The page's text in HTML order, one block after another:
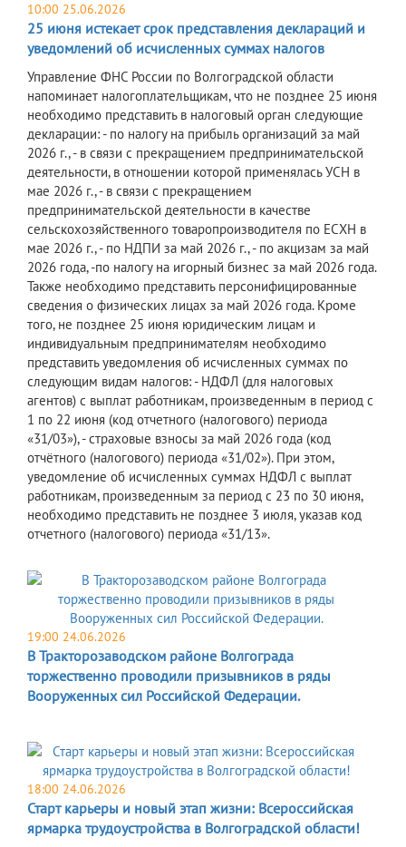
10:00 25.06.2026
25 июня истекает срок представления деклараций и
уведомлений об исчисленных суммах налогов
Управление ФНС России по Волгоградской области
напоминает налогоплательщикам, что не позднее 25 июня
необходимо представить в налоговый орган следующие
декларации: - по налогу на прибыль организаций за май
2026 г., - в связи с прекращением предпринимательской
деятельности, в отношении которой применялась УСН в
мае 2026 г., - в связи с прекращением
предпринимательской деятельности в качестве
сельскохозяйственного товаропроизводителя по ЕСХН в
мае 2026 г., - по НДПИ за май 2026 г., - по акцизам за май
2026 года, -по налогу на игорный бизнес за май 2026 года.
Также необходимо представить персонифицированные
сведения о физических лицах за май 2026 года. Кроме
того, не позднее 25 июня юридическим лицам и
индивидуальным предпринимателям необходимо
представить уведомления об исчисленных суммах по
следующим видам налогов: - НДФЛ (для налоговых
агентов) с выплат работникам, произведенным в период с
1 по 22 июня (код отчетного (налогового) периода
«31/03»), - страховые взносы за май 2026 года (код
отчётного (налогового) периода «31/02»). При этом,
уведомление об исчисленных суммах НДФЛ с выплат
работникам, произведенным за период с 23 по 30 июня,
необходимо представить не позднее 3 июля, указав код
отчетного (налогового) периода «31/13».
19:00 24.06.2026
В Тракторозаводском районе Волгограда
торжественно проводили призывников в ряды
Вооруженных сил Российской Федерации.
18:00 24.06.2026
Старт карьеры и новый этап жизни: Всероссийская
ярмарка трудоустройства в Волгоградской области!